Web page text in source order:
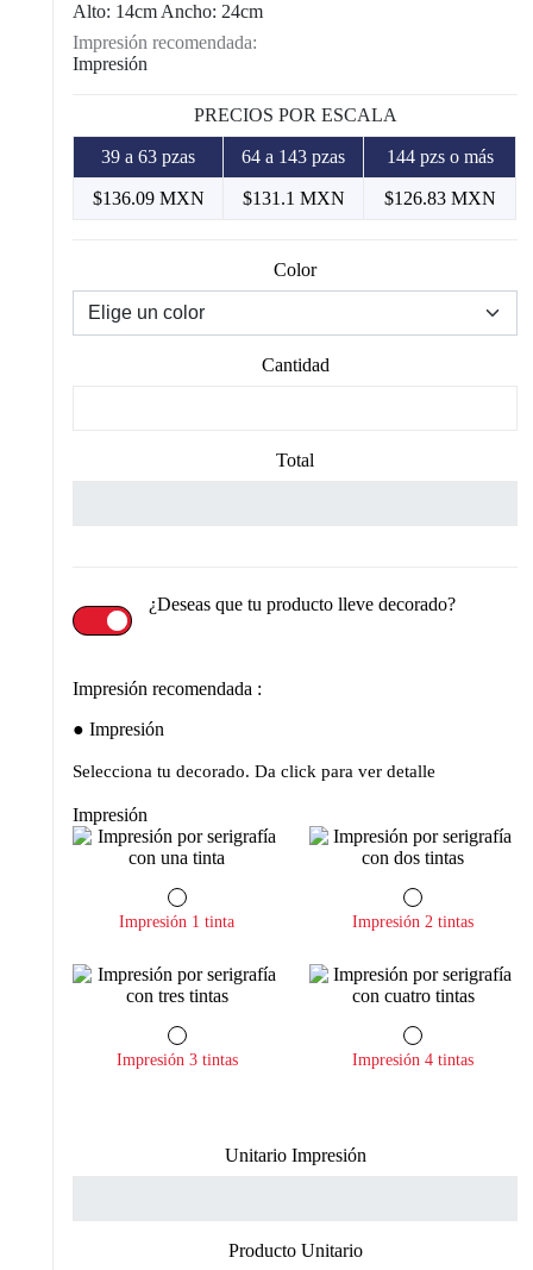
Alto: 14cm Ancho: 24cm
Impresión recomendada:
Impresión
PRECIOS POR ESCALA
39 a 63 pzas 64 a 143 pzas 144 pzs o más
$136.09 MXN $131.1 MXN $126.83 MXN
Color
Cantidad
Total
¿Deseas que tu producto lleve decorado?
Impresión recomendada :
Impresión
Selecciona tu decorado. Da click para ver detalle
Impresión
Impresión 1 tinta Impresión 2 tintas
Impresión 3 tintas Impresión 4 tintas
Unitario Impresión
Producto Unitario